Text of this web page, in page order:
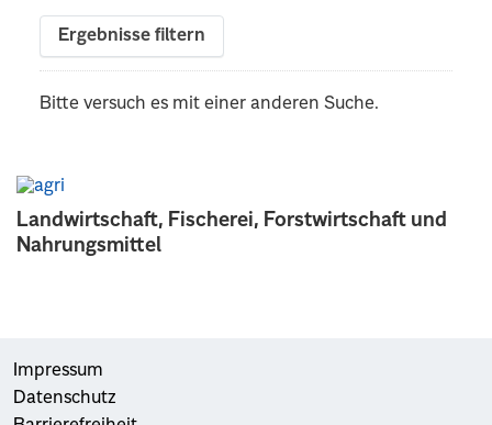
Landwirtschaft, Fischerei, Forstwirtschaft und
Nahrungsmittel
Ergebnisse filtern
Bitte versuch es mit einer anderen Suche.
Impressum
Datenschutz